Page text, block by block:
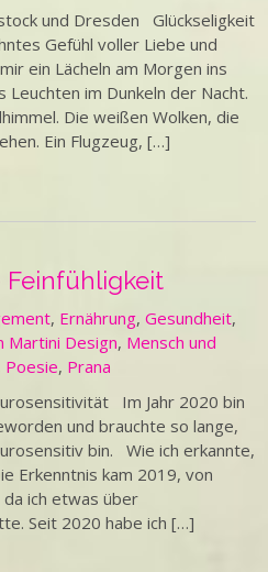
und Dresden Glückseligkeit
Gefühl voller Liebe und
ein Lächeln am Morgen ins
im Dunkeln der Nacht.
Die weißen Wolken, die
Ein Flugzeug, […]
Feinfühligkeit
, Ernährung,Gesundheit,
Martini Design, Mensch und
Poesie, Prana
Im Jahr 2020 bin
und brauchte so lange,
bin. Wie ich erkannte,
Erkenntnis kam 2019, von
ich etwas über
Seit 2020 habe ich […]